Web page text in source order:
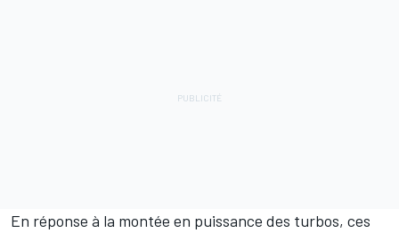
En réponse à la montée en puissance des turbos, ces